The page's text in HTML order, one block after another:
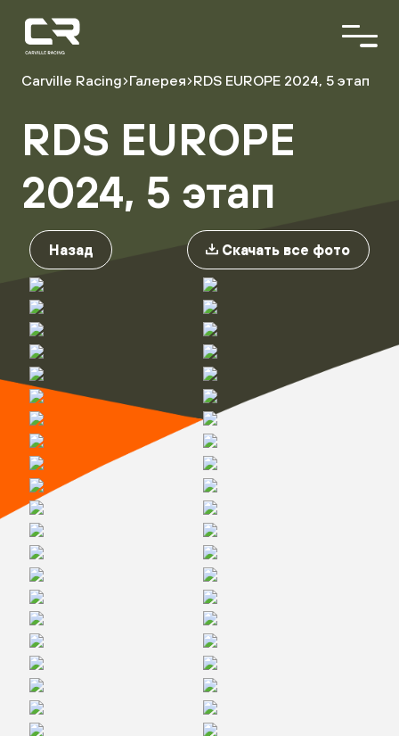
version="1.0"
encoding="utf-
О команде
Пилоты
Партнёры
Расписание гонок
Результаты
Видеоблог
Галерея
Carville Racing Галерея RDS EUROPE 2024, 5 этап
RDS EUROPE
2024, 5 этап
Назад Скачать все фото